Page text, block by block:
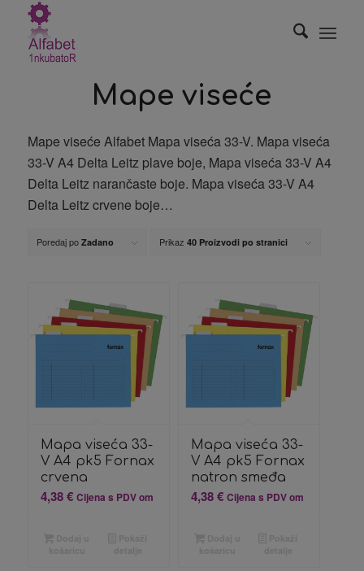
Mape viseće
Mape viseće Alfabet Mapa viseća 33-V. Mapa viseća
33-V A4 Delta Leitz plave boje, Mapa viseća 33-V A4
Delta Leitz narančaste boje. Mapa viseća 33-V A4
Delta Leitz crvene boje…
Poredaj po Zadano Prikaz 40 Proizvodi po stranici
Mapa viseća 33-
V A4 pk5 Fornax
crvena
4,38€ Cijena s PDV om
Mapa viseća 33-
V A4 pk5 Fornax
natron smeđa
4,38€ Cijena s PDV om